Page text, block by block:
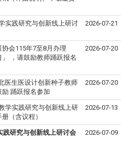
实践研究与创新线上研讨
2026-07-21
会115年7至8月办理
，请鼓励教师踊跃报名
2026-07-20
医生医设计创新种子教师
踊跃报名参加
2026-07-20
学实践研究与创新线上研
（含议程）
2026-07-13
践研究与创新线上研讨会
2026-07-09